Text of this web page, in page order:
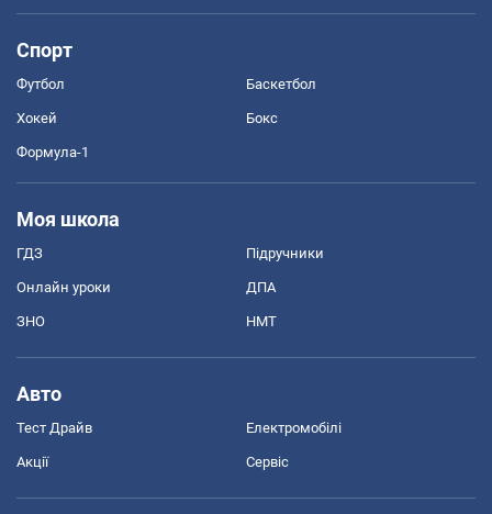
Спорт
Футбол Баскетбол
Хокей Бокс
Формула-1
Моя школа
ГДЗ Підручники
Онлайн уроки ДПА
ЗНО НМТ
Авто
Тест Драйв Електромобілі
Акції Сервіс